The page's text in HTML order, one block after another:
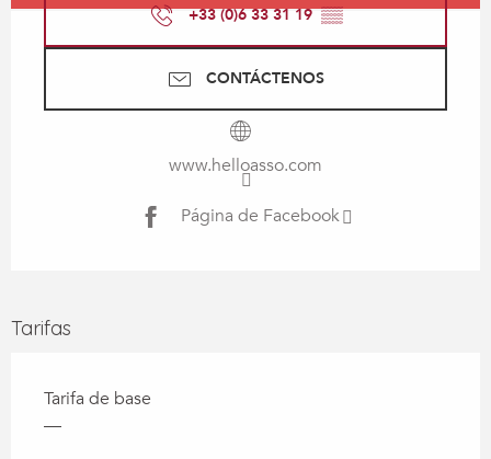
+33 (0)6 33 31 19▒▒
CONTÁCTENOS
www.helloasso.com
Página de Facebook
Tarifas
Tarifa de base
—